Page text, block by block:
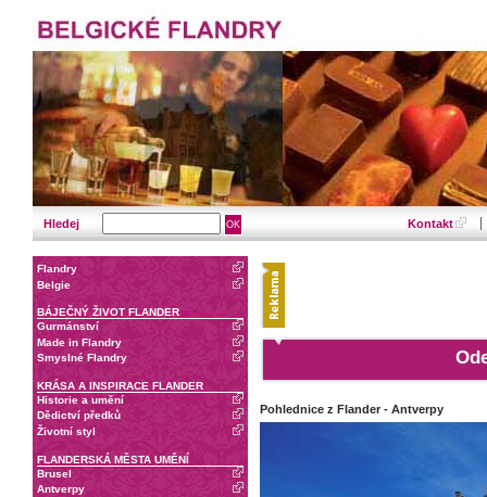
Hledej Kontakt
Flandry
Belgie
BÁJEČNÝ ŽIVOT FLANDER
Gurmánství
Made in Flandry
Smyslné Flandry
KRÁSA A INSPIRACE FLANDER
Historie a umění
Dědictví předků
Životní styl
FLANDERSKÁ MĚSTA UMĚNÍ
Brusel
Antverpy
Pohlednice z Flander - Antverpy